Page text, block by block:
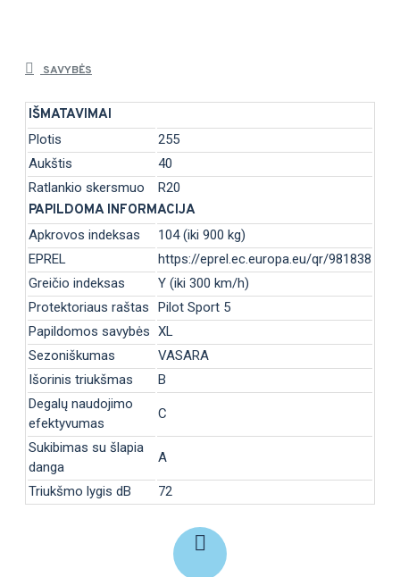
SAVYBĖS
IŠMATAVIMAI
Plotis
255
Aukštis
40
Ratlankio skersmuo
R20
PAPILDOMA INFORMACIJA
Apkrovos indeksas
104 (iki 900 kg)
EPREL
https://eprel.ec.europa.eu/qr/981838
Greičio indeksas
Y (iki 300 km/h)
Protektoriaus raštas
Pilot Sport 5
Papildomos savybės XL
Sezoniškumas
VASARA
Išorinis triukšmas
B
Degalų naudojimo
efektyvumas
C
Sukibimas su šlapia
danga
A
Triukšmo lygis dB 72